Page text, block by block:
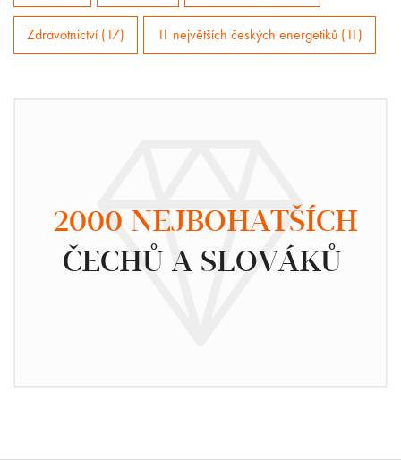
Zdravotnictví (17) 11 největších českých energetiků (11)
2000 NEJBOHATŠÍCH
ČECHŮ A SLOVÁKŮ